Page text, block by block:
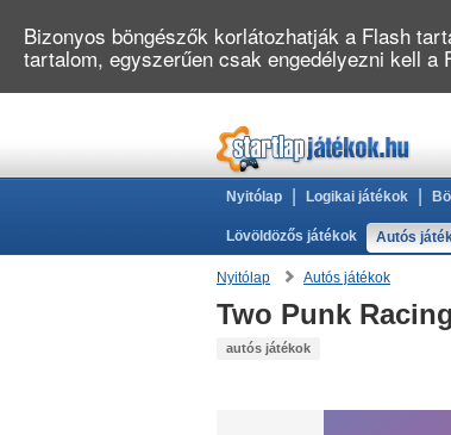
Nyitólap Logikai játékok
Lövöldözős játékok Autós
Nyitólap Autós játékok
Two Punk Racing
autós játékok
Bizonyos böngészők korlátozhatják a Flash
tartalom, egyszerűen csak engedélyezni kell a